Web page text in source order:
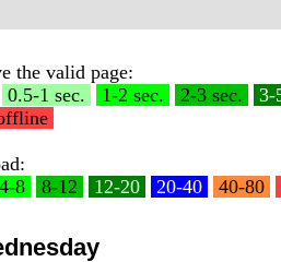
the valid page:
0.5-1 sec. 1-2 sec. 2-3 sec.
3-
4-8 8-12 12-20 20-40 40-80